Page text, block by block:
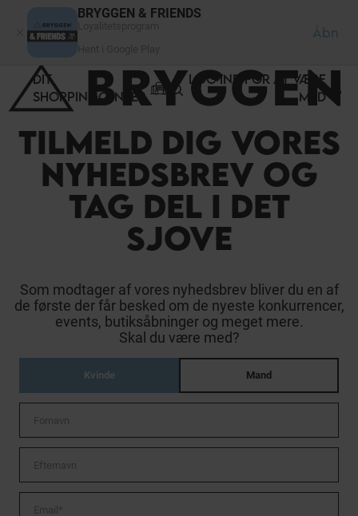
BRYGGEN & FRIENDS
Åbn
DIT
SHOPPINGCENTER
LOG IND FOR AT VÆRE
MED
TILMELD DIG VORES
NYHEDSBREV OG
TAG DEL I DET
SJOVE
Som modtager af vores nyhedsbrev bliver du en af
de første der får besked om de nyeste konkurrencer,
events, butiksåbninger og meget mere.
Skal du være med?
Kvinde Mand
CCookie-styringspanel